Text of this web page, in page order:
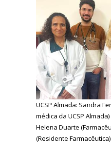
UCSP Almada: Sandra
médica da UCSP
Helena Duarte
(Residente Farmacêutica)